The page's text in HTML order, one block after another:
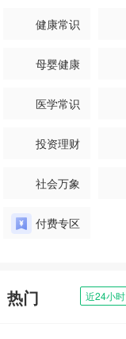
健康常识
母婴健康
医学常识
投资理财
社会万象
付费专区
热门 近24小时